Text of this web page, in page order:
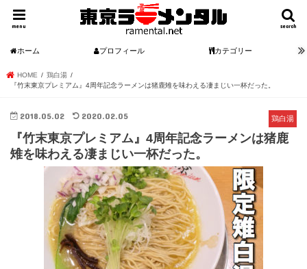
search
menu
ホーム プロフィール カテゴリー
HOME
鶏白湯
『竹末東京プレミアム』4周年記念ラーメンは猪鹿雉を味わえる凄まじい一杯だった。
鶏白湯
2018.05.02 2020.02.05
『竹末東京プレミアム』4周年記念ラーメンは猪鹿
雉を味わえる凄まじい一杯だった。